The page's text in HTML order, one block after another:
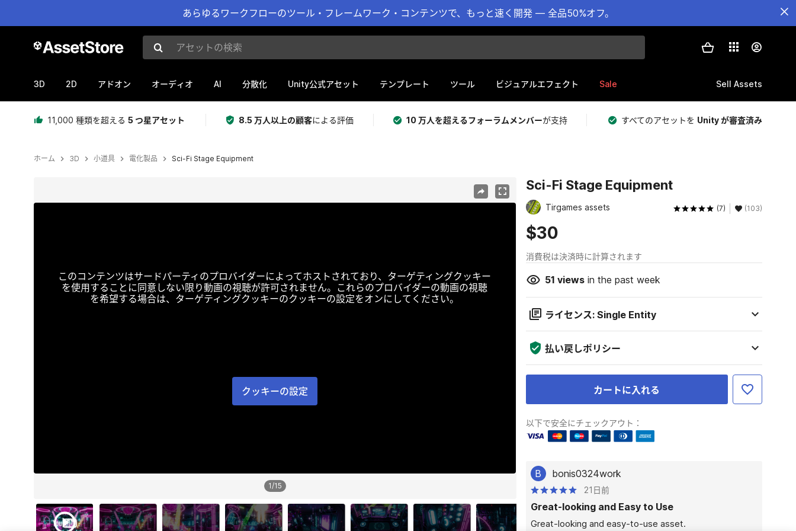
あらゆるワークフローのツール・フレームワーク・コンテンツで、もっと速く開発 — 全品50%オフ。
アセットの検索
3D 2D アドオン オーディオ AI 分散化 Unity公式アセット テンプレート ツール ビジュアルエフェクト Sale Sell Assets
11,000 種類を超える 5 つ星アセット 8.5 万人以上の顧客による評価 10 万人を超えるフォーラムメンバーが支持 すべてのアセットを Unity が審査済み
ホーム 3D 小道具 電化製品 Sci-Fi Stage Equipment
このコンテンツはサードパーティのプロバイダーによってホストされており、ターゲティングクッキー
を使用することに同意しない限り動画の視聴が許可されません。これらのプロバイダーの動画の視聴
を希望する場合は、ターゲティングクッキーのクッキーの設定をオンにしてください。
クッキーの設定
1/15
Sci-Fi Stage Equipment
Tirgames assets (7) (103)
$30
消費税は決済時に計算されます
51 viewsin the past week
ライセンス: Single Entity
払い戻しポリシー
カートに入れる
以下で安全にチェックアウト：
B bonis0324work
21日前
Great-looking and Easy to Use
Great-looking and easy-to-use asset.